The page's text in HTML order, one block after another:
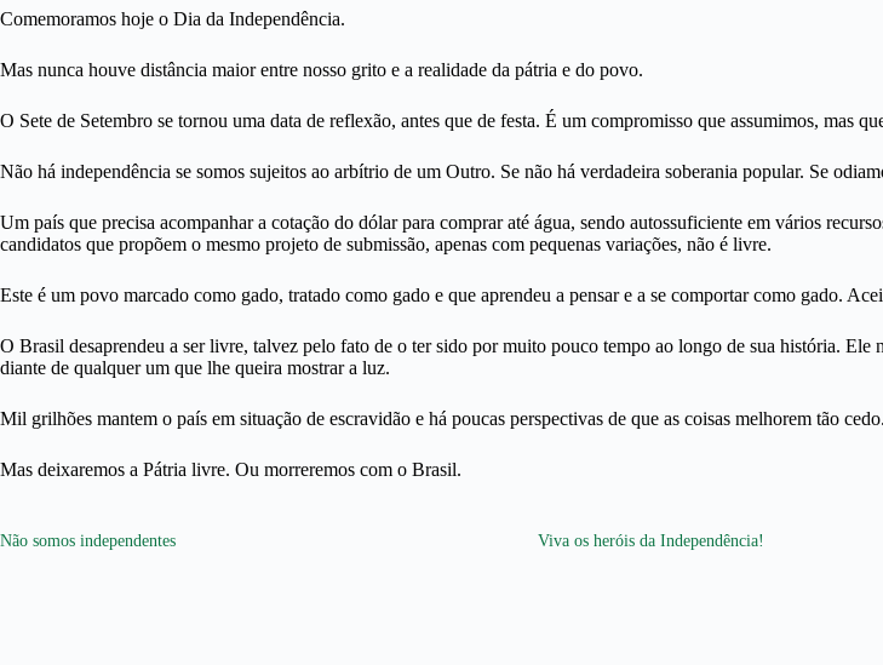
Comemoramos hoje o Dia da Independência.
Mas nunca houve distância maior entre nosso grito e a realidade da pátria e do povo.
O Sete de Setembro se tornou uma data de reflexão, antes que de festa. É um compromisso que assumimos, mas
Não há independência se somos sujeitos ao arbítrio de um Outro. Se não há verdadeira soberania popular. Se
Um país que precisa acompanhar a cotação do dólar para comprar até água, sendo autossuficiente em vários
candidatos que propõem o mesmo projeto de submissão, apenas com pequenas variações, não é livre.
Este é um povo marcado como gado, tratado como gado e que aprendeu a pensar e a se comportar como gado.
O Brasil desaprendeu a ser livre, talvez pelo fato de o ter sido por muito pouco tempo ao longo de sua história. Ele
diante de qualquer um que lhe queira mostrar a luz.
Mil grilhões mantem o país em situação de escravidão e há poucas perspectivas de que as coisas melhorem tão cedo.
Mas deixaremos a Pátria livre. Ou morreremos com o Brasil.
Não somos independentes Viva os heróis da Independência!